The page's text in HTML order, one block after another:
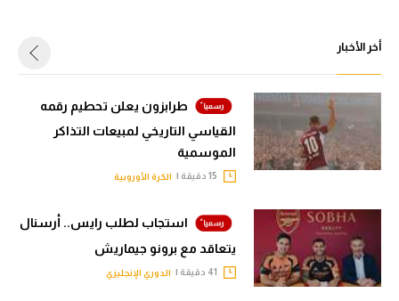
أخر الأخبار
طرابزون يعلن تحطيم رقمه
القياسي التاريخي لمبيعات التذاكر
الموسمية
الكرة الأوروبية
استجاب لطلب رايس.. أرسنال
يتعاقد مع برونو جيماريش
الدوري الإنجليزي